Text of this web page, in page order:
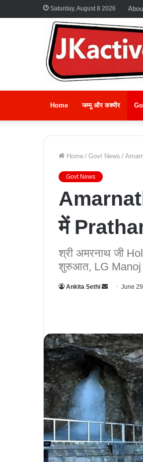
Saturday, August 8 2026
Home जम्मू और कश्मीर
Home / Govt News /
Govt News
में
श्री अमरनाथ जी
शुरुआत, LG Manoj
Ankita Sethi
a
n
e
a
i
l
June